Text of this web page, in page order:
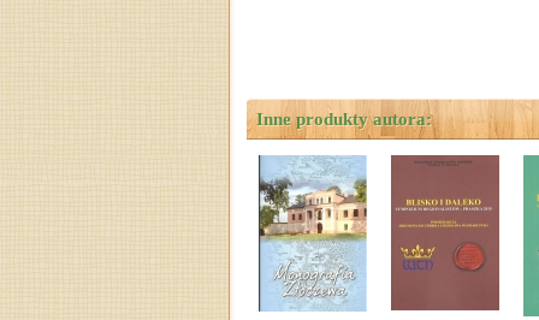
Inne produkty autora: